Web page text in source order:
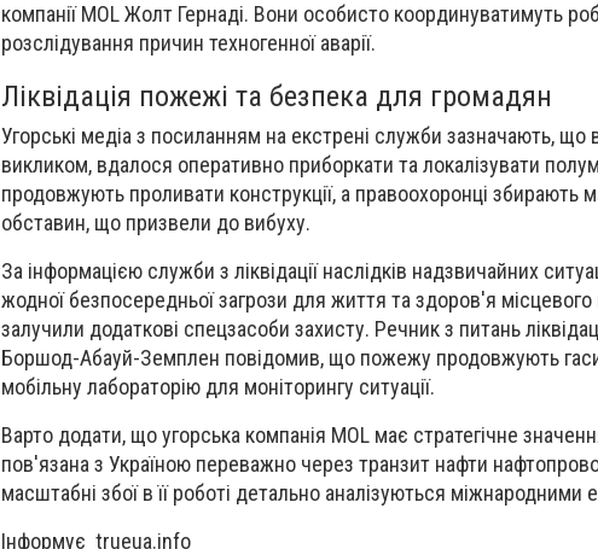
компанії MOL Жолт Гернаді. Вони особисто координуватимуть
розслідування причин техногенної аварії.
Ліквідація пожежі та безпека для громадян
Угорські медіа з посиланням на екстрені служби зазначають, що
викликом, вдалося оперативно приборкати та локалізувати
продовжують проливати конструкції, а правоохоронці збирають
обставин, що призвели до вибуху.
За інформацією служби з ліквідації наслідків надзвичайних
жодної безпосередньої загрози для життя та здоров'я
залучили додаткові спецзасоби захисту. Речник з питань
Боршод-Абауй-Земплен повідомив, що пожежу продовжують
мобільну лабораторію для моніторингу ситуації.
Варто додати, що угорська компанія MOL має стратегічне
пов'язана з Україною переважно через транзит нафти
масштабні збої в її роботі детально аналізуються міжнародними
Інформує trueua.info